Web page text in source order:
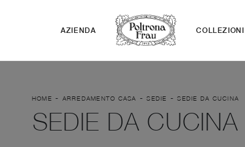
AZIENDA COLLEZIONI
HOME - ARREDAMENTO CASA -SEDIE -SEDIE DA CUCINA
SEDIE DA CUCINA